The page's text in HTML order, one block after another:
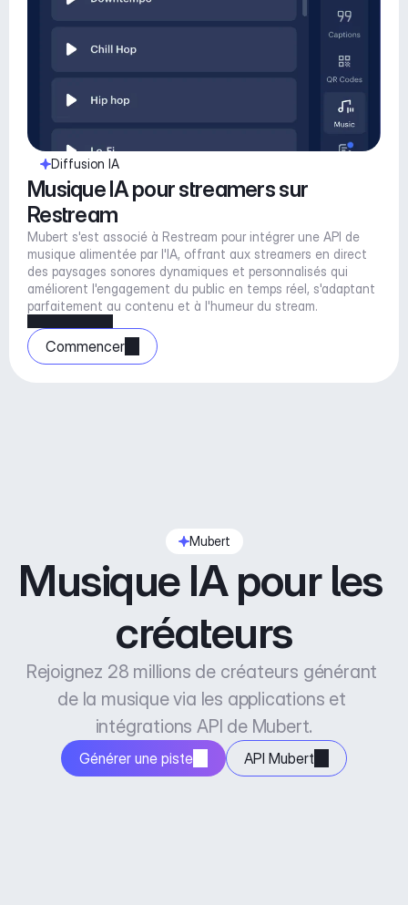
Diffusion IA
Musique IA pour streamers sur
Restream
Mubert s'est associé à Restream pour intégrer une API de
musique alimentée par l'IA, offrant aux streamers en direct
des paysages sonores dynamiques et personnalisés qui
améliorent l'engagement du public en temps réel, s'adaptant
parfaitement au contenu et à l'humeur du stream.
Commencer
Mubert
Musique IA pour les
créateurs
Rejoignez 28 millions de créateurs générant
de la musique via les applications et
intégrations API de Mubert.
Générer une piste API Mubert